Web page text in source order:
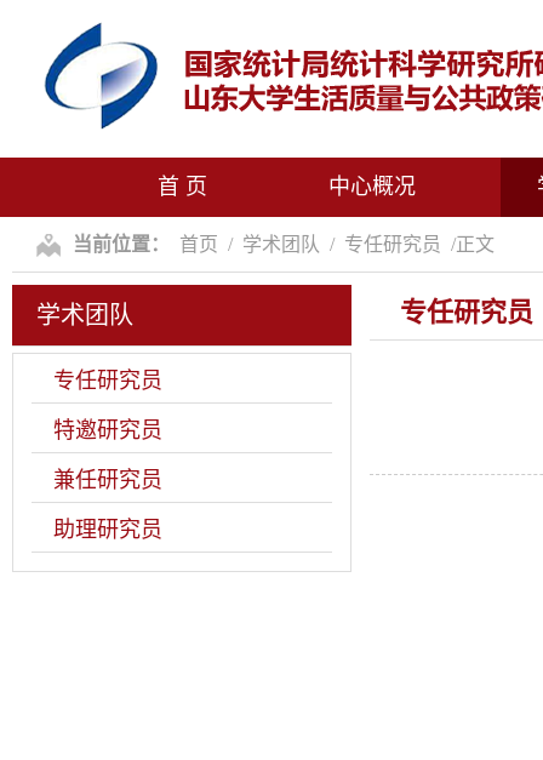
首 页 中心概况
当前位置： 首页 / 学术团队 / 专任研究员 /正文
学术团队
专任研究员
特邀研究员
兼任研究员
助理研究员
专任研究员